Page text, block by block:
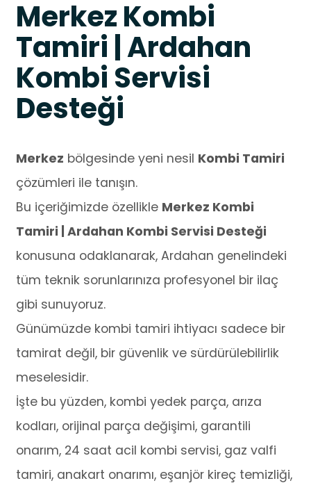
Merkez Kombi
Tamiri | Ardahan
Kombi Servisi
Desteği
Merkez bölgesinde yeni nesil Kombi Tamiri
çözümleri ile tanışın.
Bu içeriğimizde özellikle Merkez Kombi
Tamiri | Ardahan Kombi Servisi Desteği
konusuna odaklanarak, Ardahan genelindeki
tüm teknik sorunlarınıza profesyonel bir ilaç
gibi sunuyoruz.
Günümüzde kombi tamiri ihtiyacı sadece bir
tamirat değil, bir güvenlik ve sürdürülebilirlik
meselesidir.
İşte bu yüzden, kombi yedek parça, arıza
kodları, orijinal parça değişimi, garantili
onarım, 24 saat acil kombi servisi, gaz valfi
tamiri, anakart onarımı, eşanjör kireç temizliği,